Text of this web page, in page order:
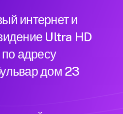
интернет и
Ultra HD
адресу
дом 23